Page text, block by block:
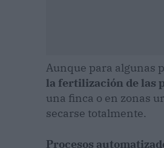
Aunque para algunas
la fertilización de las
una finca o en zonas
secarse totalmente.
Procesos